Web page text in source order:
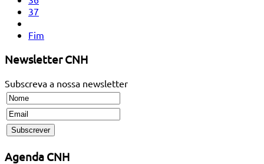
37
Fim
Newsletter CNH
Subscreva a nossa newsletter
Agenda CNH